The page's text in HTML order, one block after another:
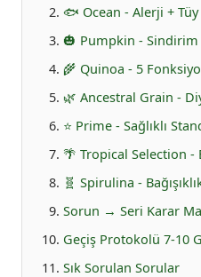
🐟 Ocean - Alerji +
🎃 Pumpkin -
🌾 Quinoa - 5
🌿 Ancestral Grain -
⭐ Prime - Sağlıklı
🌴 Tropical Selection -
🧬 Spirulina -
Sorun → Seri Karar
Geçiş Protokolü 7-10
Sık Sorulan Sorular